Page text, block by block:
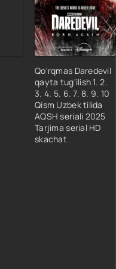
Qo'rqmas Daredevil
qayta tug'ilish 1. 2.
3. 4. 5. 6. 7. 8. 9. 10
Qism Uzbek tilida
AQSH seriali 2025
Tarjima serial HD
skachat